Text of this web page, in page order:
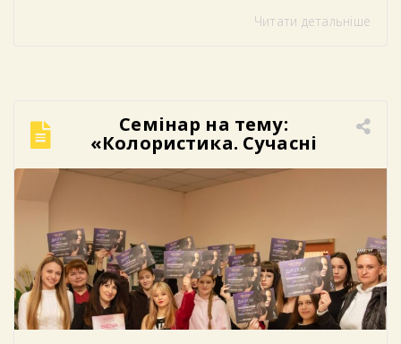
українського народу та любові до рідної
традицій, культури та історії. Яскраві
орнаменти, різноманіття кольорів та
унікальні візерунки створили в закладі […]
Читати детальніше
Семінар на тему:
«Колористика. Сучасні
техніки фарбування».